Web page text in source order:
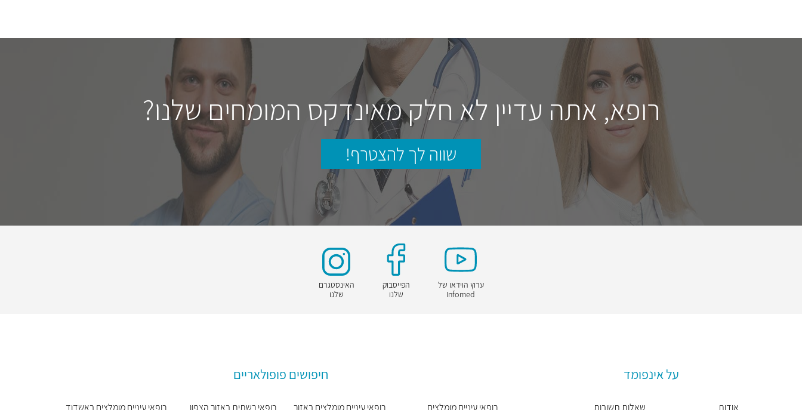
רופא, אתה עדיין לא חלק מאינדקס המומחים שלנו?
שווה לך להצטרף!
ערוץ הוידאו של
Infomed
הפייסבוק
שלנו
האינסטגרם
שלנו
על אינפומד
אודות שאלות תשובות
חיפושים פופולאריים
רופאי עיניים מומלצים רופאי עיניים מומלצים באזור רופאי רשתית באזור הצפון רופאי עיניים מומלצים באשדוד